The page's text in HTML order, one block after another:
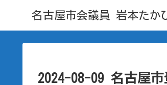
名古屋市会議員 岩本たか
2024-08-09 名古屋